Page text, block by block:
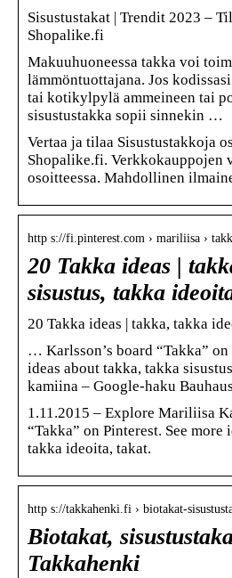
Sisustustakat | Trendit 2023 –
Shopalike.fi
Makuuhuoneessa takka voi
lämmöntuottajana. Jos
tai kotikylpylä ammeineen tai
sisustustakka sopii sinnekin …
Vertaa ja tilaa Sisustustakkoja
Shopalike.fi. Verkkokauppojen
osoitteessa. Mahdollinen
http s://fi.pinterest.com › mariliisa ›
20 Takka ideas |
sisustus, takka
20 Takka ideas | takka, takka
… Karlsson’s board “Takka” on
ideas about takka, takka
kamiina – Google-haku
1.11.2015 – Explore Mariliisa
“Takka” on Pinterest. See more
takka ideoita, takat.
http s://takkahenki.fi › biotakat-
Biotakat,
Takkahenki